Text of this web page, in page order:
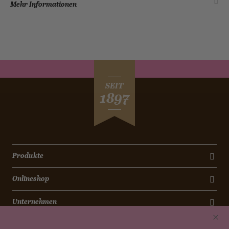
Mehr Informationen
SEIT
1897
Produkte
Onlineshop
Unternehmen